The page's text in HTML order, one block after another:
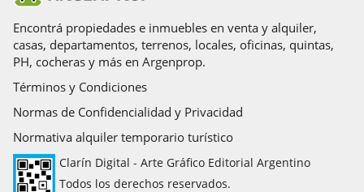
Encontrá propiedades e inmuebles en venta y alquiler,
casas, departamentos, terrenos, locales, oficinas, quintas,
PH, cocheras y más en Argenprop.
Términos y Condiciones
Normas de Confidencialidad y Privacidad
Normativa alquiler temporario turístico
Clarín Digital - Arte Gráfico Editorial Argentino
Todos los derechos reservados.